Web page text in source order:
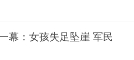
幕：女孩失足坠崖 军民